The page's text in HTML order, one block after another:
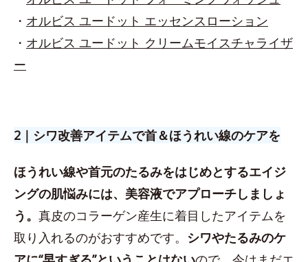
・ オルビス ユードット エッセンスローション
・ オルビス ユードット クリームモイスチャライザ
ー
2｜シワ改善アイテムで首＆ほうれい線のケアを
ほうれい線や首元のたるみをはじめとするエイジ
ングの肌悩みには、美容液でアプローチしましょ
う。 真皮のコラーゲン産生に着目したアイテムを
取り入れるのがおすすめです。 シワやたるみのケ